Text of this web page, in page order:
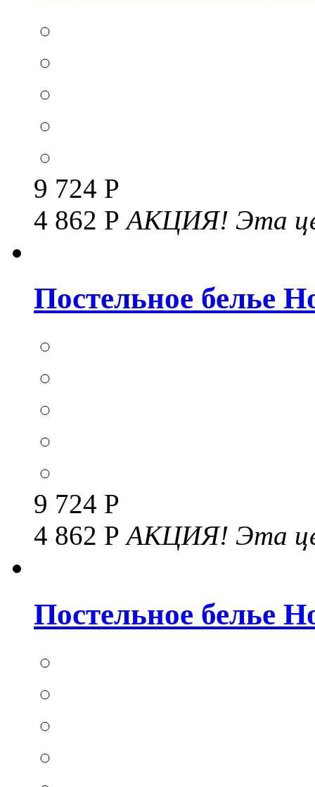
9 724 Р
4 862 Р АКЦИЯ! Эта
Постельное белье
9 724 Р
4 862 РАКЦИЯ! Эта
Постельное белье